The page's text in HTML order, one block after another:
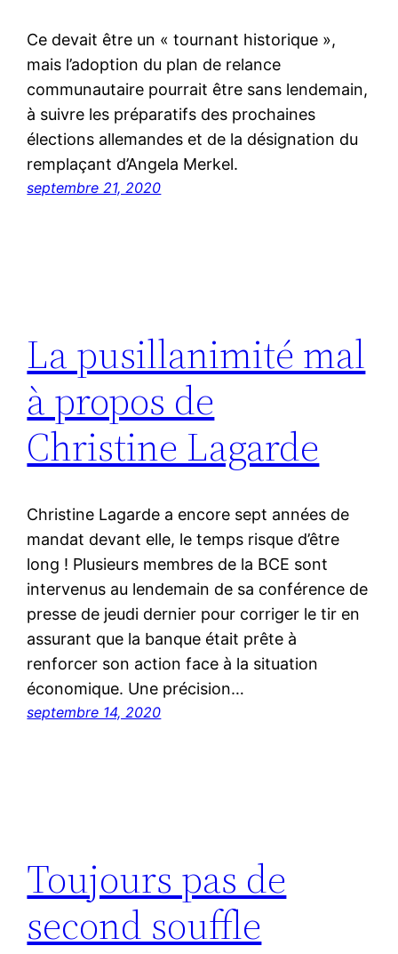
Ce devait être un « tournant historique »,
mais l’adoption du plan de relance
communautaire pourrait être sans lendemain,
à suivre les préparatifs des prochaines
élections allemandes et de la désignation du
remplaçant d’Angela Merkel.
septembre 21, 2020
La pusillanimité mal
à propos de
Christine Lagarde
Christine Lagarde a encore sept années de
mandat devant elle, le temps risque d’être
long ! Plusieurs membres de la BCE sont
intervenus au lendemain de sa conférence de
presse de jeudi dernier pour corriger le tir en
assurant que la banque était prête à
renforcer son action face à la situation
économique. Une précision…
septembre 14, 2020
Toujours pas de
second souffle